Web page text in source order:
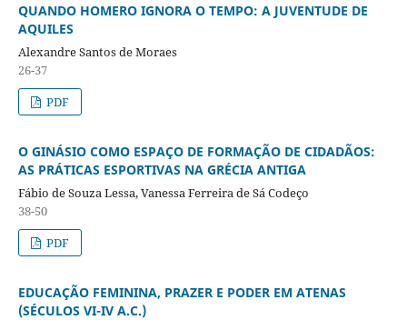
QUANDO HOMERO IGNORA O TEMPO: A JUVENTUDE DE
AQUILES
Alexandre Santos de Moraes
26-37
PDF
O GINÁSIO COMO ESPAÇO DE FORMAÇÃO DE CIDADÃOS:
AS PRÁTICAS ESPORTIVAS NA GRÉCIA ANTIGA
Fábio de Souza Lessa, Vanessa Ferreira de Sá Codeço
38-50
PDF
EDUCAÇÃO FEMININA, PRAZER E PODER EM ATENAS
(SÉCULOS VI-IV A.C.)